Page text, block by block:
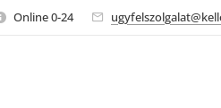
Online 0-24